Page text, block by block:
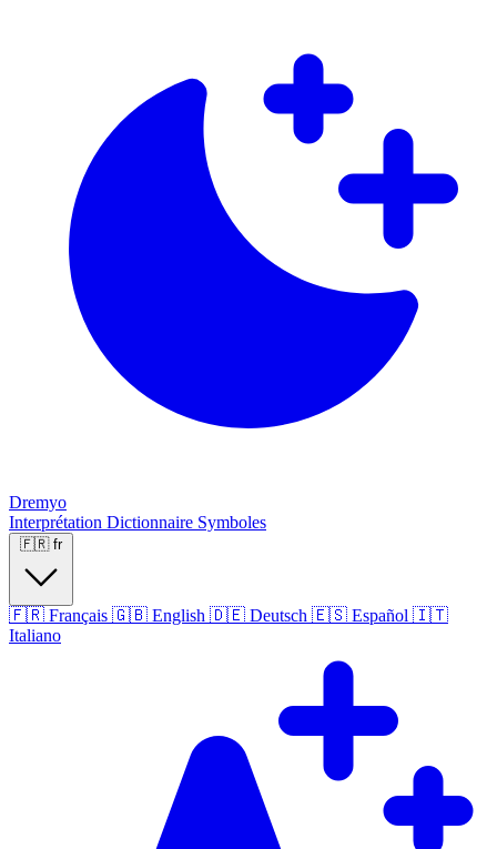
Dremyo
Interprétation Dictionnaire Symboles
🇫🇷 fr
🇫🇷 Français 🇬🇧 English 🇩🇪 Deutsch 🇪🇸 Español 🇮🇹
Italiano